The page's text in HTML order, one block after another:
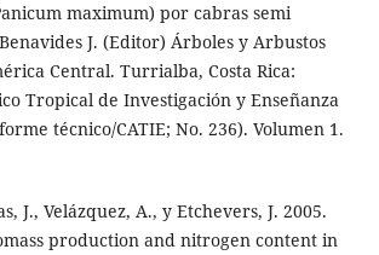
maximum) por cabras semi
J. (Editor) Árboles y Arbustos
Central. Turrialba, Costa Rica:
Tropical de Investigación y Enseñanza
técnico/CATIE; No. 236). Volumen 1.
J., Velázquez, A., y Etchevers, J. 2005.
production and nitrogen content in